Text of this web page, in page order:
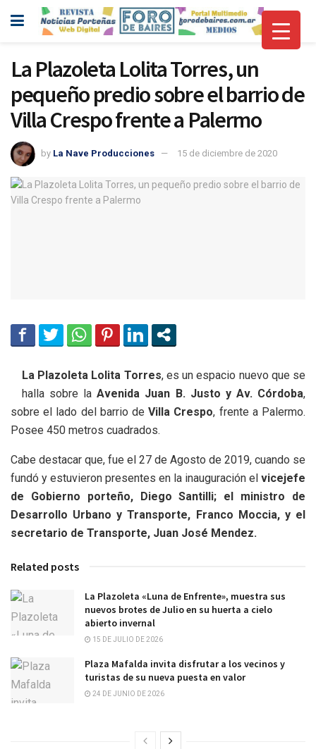
La Plazoleta Lolita Torres, un
pequeño predio sobre el barrio de
Villa Crespo frente a Palermo
by La Nave Producciones 15 de diciembre de 2020
La Plazoleta Lolita Torres, es un espacio nuevo que se
halla sobre laAvenida Juan B. Justo y Av. Córdoba,
sobre el lado del barrio deVilla Crespo, frente a Palermo.
Posee 450 metros cuadrados.
Cabe destacar que, fue el 27 de Agosto de 2019, cuando se
fundó y estuvieron presentes en la inauguración el vicejefe
de Gobierno porteño, Diego Santilli; el ministro de
Desarrollo Urbano y Transporte, Franco Moccia, y el
secretario de Transporte, Juan José Mendez.
Related posts
La Plazoleta «Luna de Enfrente», muestra sus
nuevos brotes de Julio en su huerta a cielo
abierto invernal
15 DE JULIO DE 2026
Plaza Mafalda invita disfrutar a los vecinos y
turistas de su nueva puesta en valor
24 DE JUNIO DE 2026